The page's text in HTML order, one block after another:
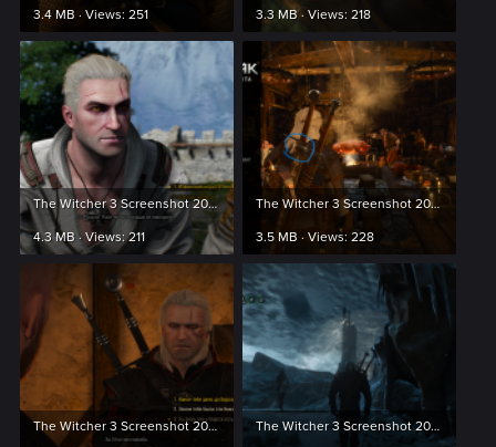
3.4 MB · Views: 251 3.3 MB · Views: 218
The Witcher 3 Screenshot 2024.03.09 - 09.01.56.30.png
4.3 MB · Views: 211
The Witcher 3 Screenshot 2024.03.09 - 09.30.32.78.png
3.5 MB · Views: 228
The Witcher 3 Screenshot 2024.02.22 - 23.45.18.29.png
The Witcher 3 Screenshot 2024.02.19 - 06.01.34.58.png